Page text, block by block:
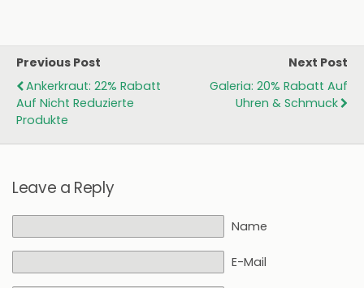
Previous Post
Ankerkraut: 22% Rabatt
Auf Nicht Reduzierte
Produkte
Next Post
Galeria: 20% Rabatt Auf
Uhren & Schmuck
Leave a Reply
Name
E-Mail